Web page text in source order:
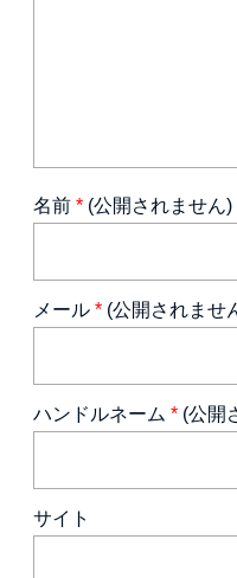
名前 * (公開されません)
メール * (公開されませ
ハンドルネーム * (公開
サイト